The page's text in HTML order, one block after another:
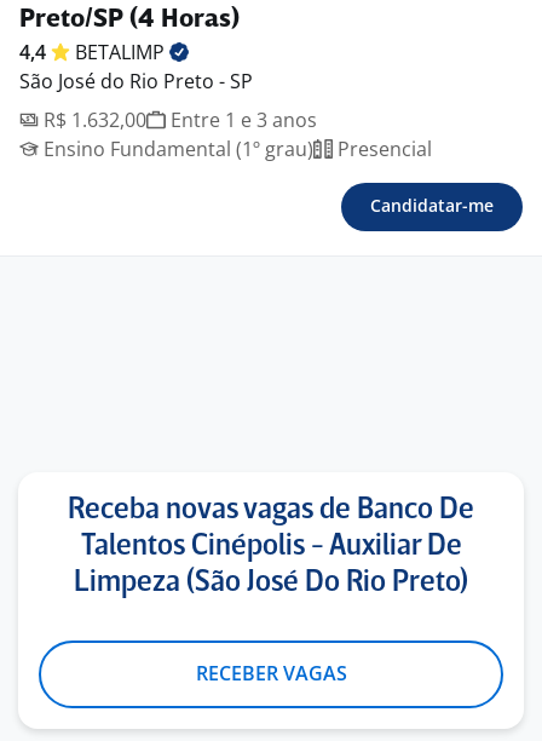
Preto/SP (4 Horas)
4,4
BETALIMP
São José do Rio Preto - SP
R$ 1.632,00
Entre 1 e 3 anos
Ensino Fundamental (1º grau)
Presencial
Candidatar-me
Receba novas vagas de Banco De
Talentos Cinépolis - Auxiliar De
Limpeza (São José Do Rio Preto)
RECEBER VAGAS